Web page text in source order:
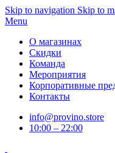
Skip to navigation Skip to
Menu
О магазинах
Скидки
Команда
Мероприятия
Корпоративные
Контакты
info@provino.store
10:00 – 22:00